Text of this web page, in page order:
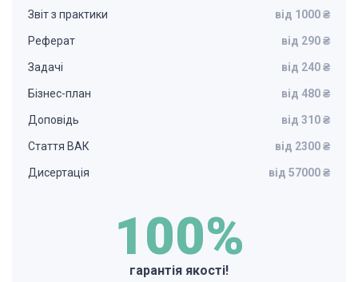
Звіт з практики від 1000 ₴
Реферат від 290 ₴
Задачі від 240 ₴
Бізнес-план від 480 ₴
Доповідь від 310 ₴
Стаття ВАК від 2300 ₴
Дисертація від 57000 ₴
100%
гарантія якості!